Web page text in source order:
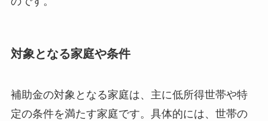
対象となる家庭や条件
補助金の対象となる家庭は、主に低所得世帯や特
定の条件を満たす家庭です。具体的には、世帯の